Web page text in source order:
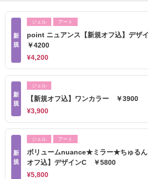
新
規
ジェル アート
point ニュアンス【新規オフ込】デザ
￥4200
¥4,200
新
規
ジェル
【新規オフ込】ワンカラー ￥3900
¥3,900
新
規
ジェル アート
ボリュームnuance★ミラー★ちゅるん
オフ込】デザインC ￥5800
¥5,800